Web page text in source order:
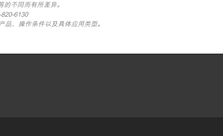
不同而有所差异。
6130
，操作条件以及具体应用类型。